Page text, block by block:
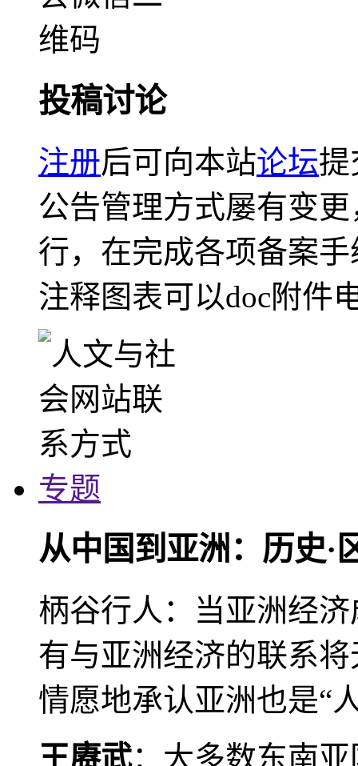
投稿讨论
注册后可向本站论坛提
公告管理方式屡有变
行，在完成各项备案
注释图表可以doc附件
专题
从中国到亚洲：历史·
柄谷行人：当亚洲经
有与亚洲经济的联系
情愿地承认亚洲也是“
王赓武：大多数东南